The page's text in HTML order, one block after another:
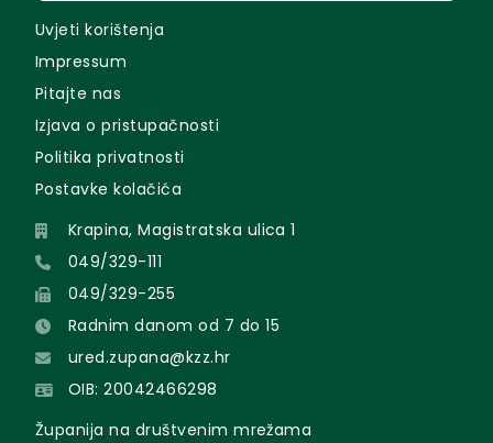
Uvjeti korištenja
Impressum
Pitajte nas
Izjava o pristupačnosti
Politika privatnosti
Postavke kolačića
Krapina, Magistratska ulica 1
049/329-111
049/329-255
Radnim danom od 7 do 15
ured.zupana@kzz.hr
OIB: 20042466298
Županija na društvenim mrežama